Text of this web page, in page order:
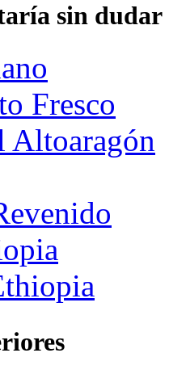
sin dudar
Fresco
Altoaragón